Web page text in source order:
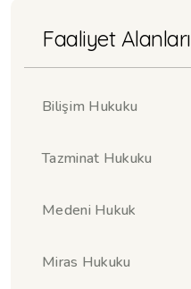
Faaliyet Alanları
Bilişim Hukuku
Tazminat Hukuku
Medeni Hukuk
Miras Hukuku